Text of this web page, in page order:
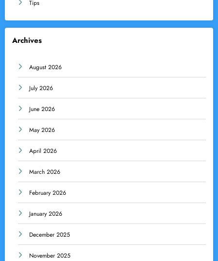
Tips
Archives
August 2026
July 2026
June 2026
May 2026
April 2026
March 2026
February 2026
January 2026
December 2025
November 2025